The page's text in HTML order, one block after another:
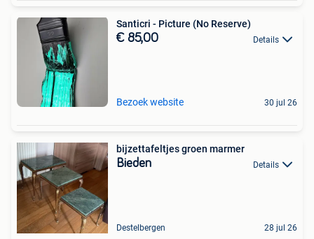
Santicri - Picture (No Reserve)
€ 85,00 Details
Bezoek website 30 jul 26
bijzettafeltjes groen marmer
Bieden Details
Destelbergen 28 jul 26